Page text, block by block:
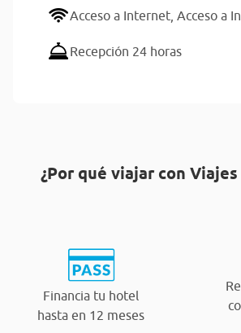
Acceso a Internet, Acceso a
Recepción 24 horas
¿Por qué viajar con
Financia tu hotel
hasta en 12 meses